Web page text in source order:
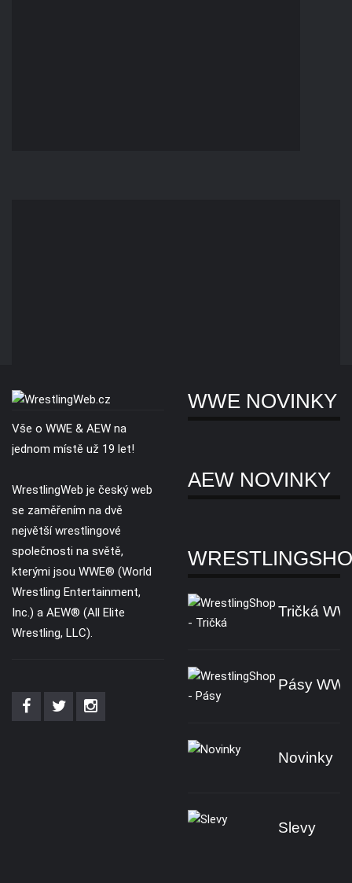
Vše o WWE & AEW na
jednom místě už 19 let!
WrestlingWeb je český web
se zaměřením na dvě
největší wrestlingové
společnosti na světě,
kterými jsou WWE® (World
Wrestling Entertainment,
Inc.) a AEW® (All Elite
Wrestling, LLC).
WWE NOVINKY
AEW NOVINKY
Tričká
Pásy
Novinky
Slevy